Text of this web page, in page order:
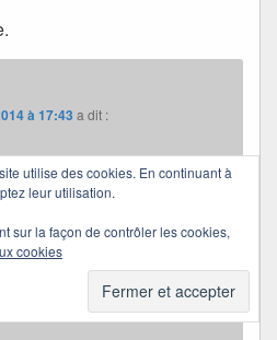
à 17:43 a dit :
tremblent aux fenêtres…
sinon le grand merci pour ce
Passe une douce soirée.
utilise des cookies. En continuant à
leur utilisation.
sur la façon de contrôler les cookies,
cookies